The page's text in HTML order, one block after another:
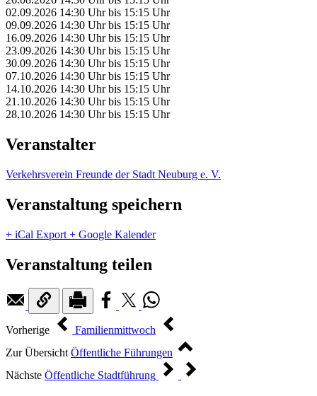
02.09.2026 14:30 Uhrbis 15:15 Uhr
09.09.2026 14:30 Uhrbis 15:15 Uhr
16.09.2026 14:30 Uhrbis 15:15 Uhr
23.09.2026 14:30 Uhrbis 15:15 Uhr
30.09.2026 14:30 Uhrbis 15:15 Uhr
07.10.2026 14:30 Uhrbis 15:15 Uhr
14.10.2026 14:30 Uhrbis 15:15 Uhr
21.10.2026 14:30 Uhrbis 15:15 Uhr
28.10.2026 14:30 Uhrbis 15:15 Uhr
Veranstalter
Verkehrsverein Freunde der Stadt Neuburg e. V.
Veranstaltung speichern
+ iCal Export + Google Kalender
Veranstaltung teilen
Vorherige
Familienmittwoch
Zur Übersicht Öffentliche Führungen
Nächste Öffentliche Stadtführung